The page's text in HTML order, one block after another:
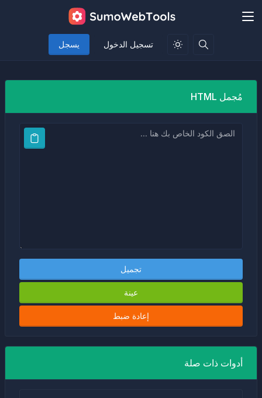
تسجيل الدخول يسجل
مُجمل HTML
تجميل
عينة
إعادة ضبط
أدوات ذات صلة